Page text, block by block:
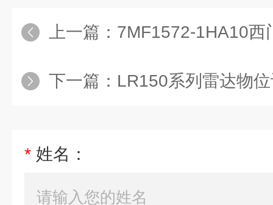
上一篇： 7MF1572-1HA10西
下一篇： LR150系列雷达物位计
* 姓名：